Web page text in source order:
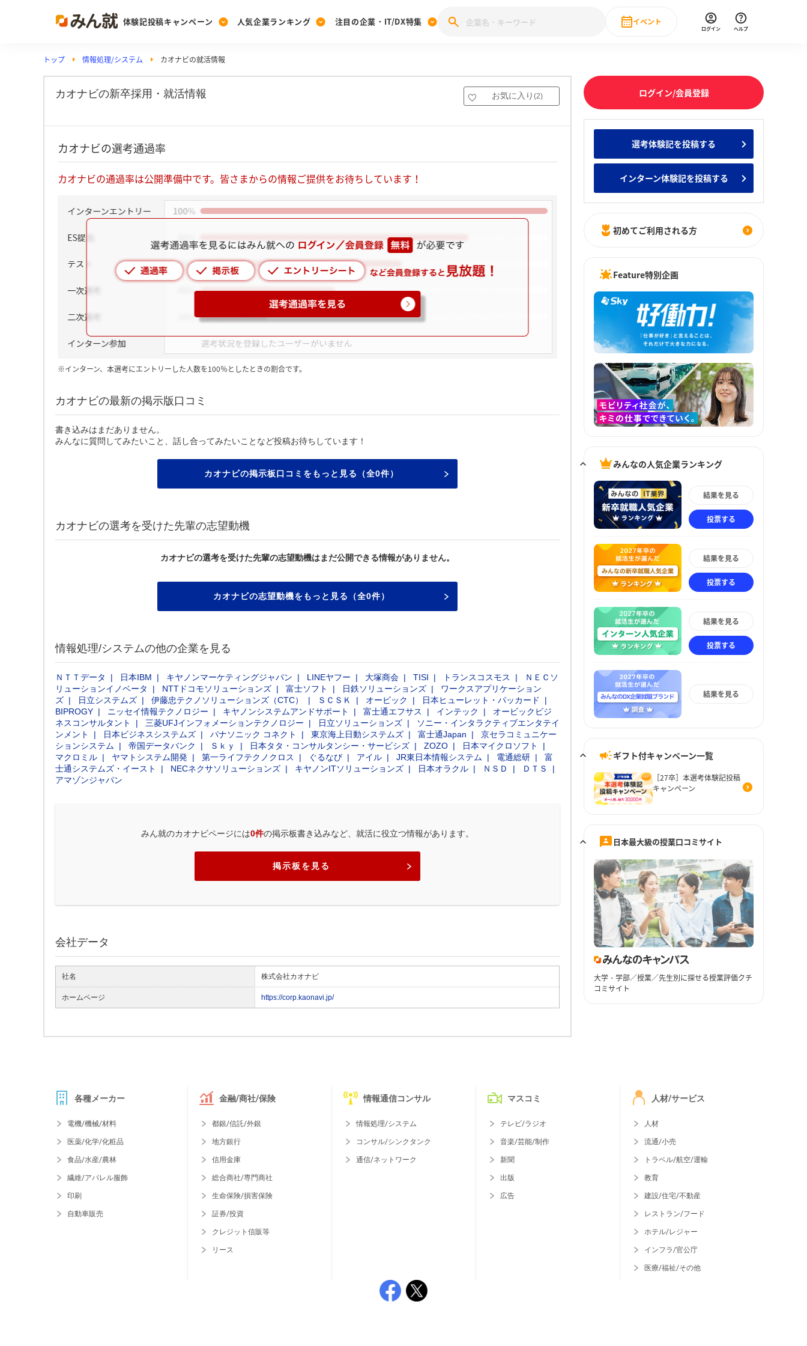
体験記投稿キャンペーン
Post
投稿する
[27卒] 本選考体験記投稿キャンペーン
人気企業ランキング
Ranking
ランキングを見る
みんなの新卒就職人気企業ランキング みんなのインターン人気企業ランキ
注目の企業・IT/DX特集
PickUp
注目の企業特集
28卒 IT・DX企業特集 27卒 IT・DX企業特集 28卒 IT・DX現場社員インタビュー
動画で知ろう！業界・企業研究
イベント
直近のイベント一覧
ログイン ヘルプ
トップ 情報処理/システム カオナビの就活情報
カオナビの新卒採用・就活情報 お気に入り (2)
カオナビの選考通過率
カオナビの通過率は公開準備中です。皆さまからの情報ご提供をお待ちしています！
※インターン、本選考にエントリーした人数を100％としたときの割合です。
カオナビの最新の掲示版口コミ
書き込みはまだありません。
みんなに質問してみたいこと、話し合ってみたいことなど投稿お待ちしています！
カオナビの掲示板口コミをもっと見る（全0件）
カオナビの選考を受けた先輩の志望動機
カオナビの選考を受けた先輩の志望動機はまだ公開できる情報がありません。
カオナビの志望動機をもっと見る（全0件）
情報処理/システムの他の企業を見る
ＮＴＴデータ 日本IBM キヤノンマーケティングジャパン LINEヤフー 大塚商会 TISI トランスコスモス
ＮＥＣソ
リューションイノベータ
NTTドコモソリューションズ 富士ソフト 日鉄ソリューションズ
ワークスアプリケーション
ズ
日立システムズ 伊藤忠テクノソリューションズ（CTC） ＳＣＳＫ オービック
日本ヒューレット・パッカード
BIPROGY
ニッセイ情報テクノロジー キヤノンシステムアンドサポート 富士通エフサス インテック
オービックビジ
ネスコンサルタント
三菱UFJインフォメーションテクノロジー 日立ソリューションズ
ソニー・インタラクティブエンタテイ
ンメント
日本ビジネスシステムズ パナソニック コネクト 東京海上日動システムズ 富士通Japan
京セラコミュニケー
ションシステム
帝国データバンク Ｓｋｙ 日本タタ・コンサルタンシー・サービシズ ZOZO
日本マイクロソフト
マクロミル
ヤマトシステム開発 第一ライフテクノクロス ぐるなび アイル JR東日本情報システム 電通総研
富
士通システムズ・イースト
NECネクサソリューションズ キヤノンITソリューションズ 日本オラクル ＮＳＤ
ＤＴＳ
アマゾンジャパン
みん就のカオナビページには0件の掲示板書き込みなど、就活に役立つ情報があります。
掲示板を見る
会社データ
社名 株式会社カオナビ
ホームページ https://corp.kaonavi.jp/
ログイン/会員登録
選考体験記を投稿する
インターン体験記を投稿する
初めてご利用される方
Feature特別企画
みんなの人気企業ランキング
結果を見る
投票する
結果を見る
投票する
結果を見る
投票する
結果を見る
ギフト付キャンペーン一覧
［27卒］本選考体験記投稿
キャンペーン
日本最大級の授業口コミサイト
大学・学部／授業／先生別に探せる授業評価クチ
コミサイト
各種メーカー
電機/機械/材料
医薬/化学/化粧品
食品/水産/農林
繊維/アパレル服飾
印刷
自動車販売
金融/商社/保険
都銀/信託/外銀
地方銀行
信用金庫
総合商社/専門商社
生命保険/損害保険
証券/投資
クレジット信販等
リース
情報通信コンサル
情報処理/システム
コンサル/シンクタンク
通信/ネットワーク
マスコミ
テレビ/ラジオ
音楽/芸能/制作
新聞
出版
広告
人材/サービス
人材
流通/小売
トラベル/航空/運輸
教育
建設/住宅/不動産
レストラン/フード
ホテル/レジャー
インフラ/官公庁
医療/福祉/その他